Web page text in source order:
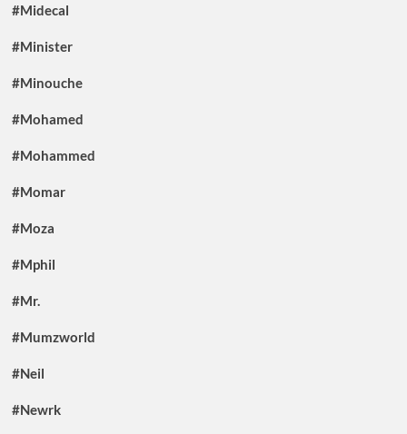
#Midecal
#Minister
#Minouche
#Mohamed
#Mohammed
#Momar
#Moza
#Mphil
#Mr.
#Mumzworld
#Neil
#Newrk